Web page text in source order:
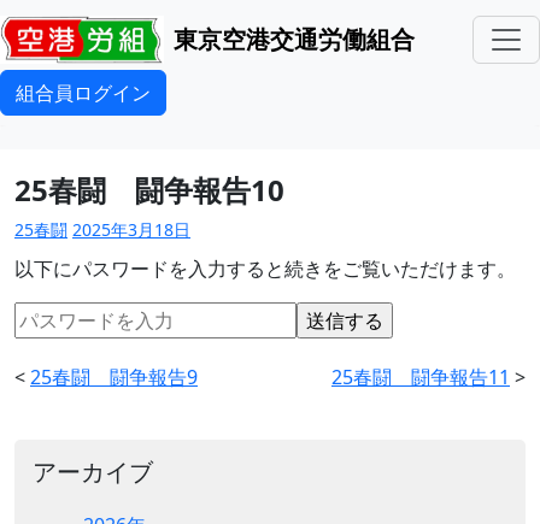
東京空港交通労働組合
組合員ログイン
アーカイブ
25春闘 闘争報告10
25春闘 2025年3月18日
以下にパスワードを入力すると続きをご覧いただけます。
<25春闘 闘争報告9 25春闘 闘争報告11 >